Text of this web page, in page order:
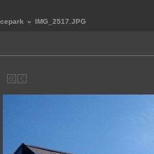
» IMG_2517.JPG